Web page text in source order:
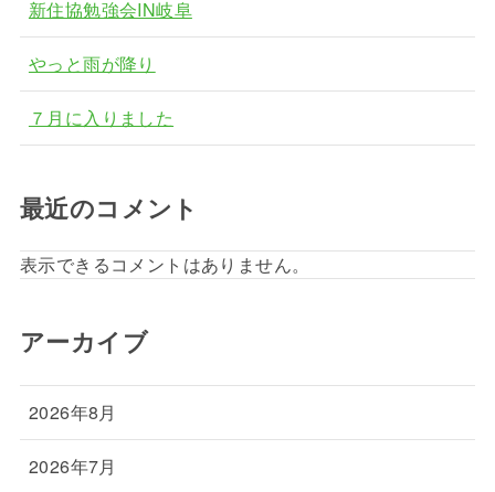
新住協勉強会IN岐阜
やっと雨が降り
７月に入りました
最近のコメント
表示できるコメントはありません。
アーカイブ
2026年8月
2026年7月